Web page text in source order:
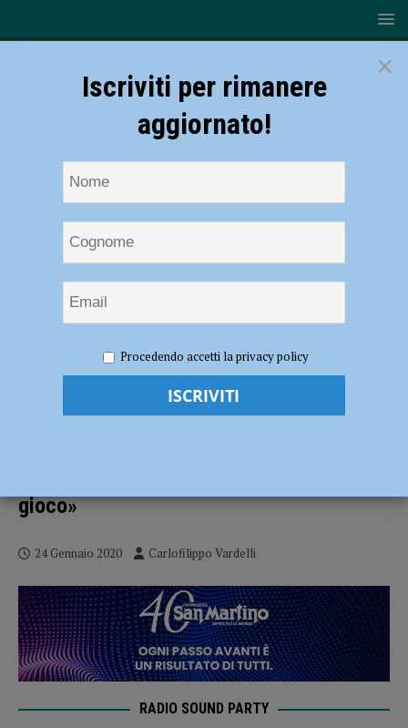
l’andata in trasferta, coach Sassi «Gara non semplicissima, tenere alta
la qualità di gioco»
Il Busa Foodlab chiude l’andata in
gioco»
24 Gennaio 2020 Carlofilippo Vardelli
RADIO SOUND PARTY
×
Iscriviti per rimanere
aggiornato!
Procedendo accetti la privacy policy